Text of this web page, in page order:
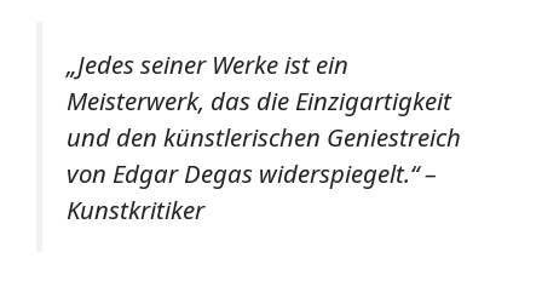
„Jedes seiner Werke ist ein
Meisterwerk, das die Einzigartigkeit
und den künstlerischen Geniestreich
von Edgar Degas widerspiegelt.“ –
Kunstkritiker